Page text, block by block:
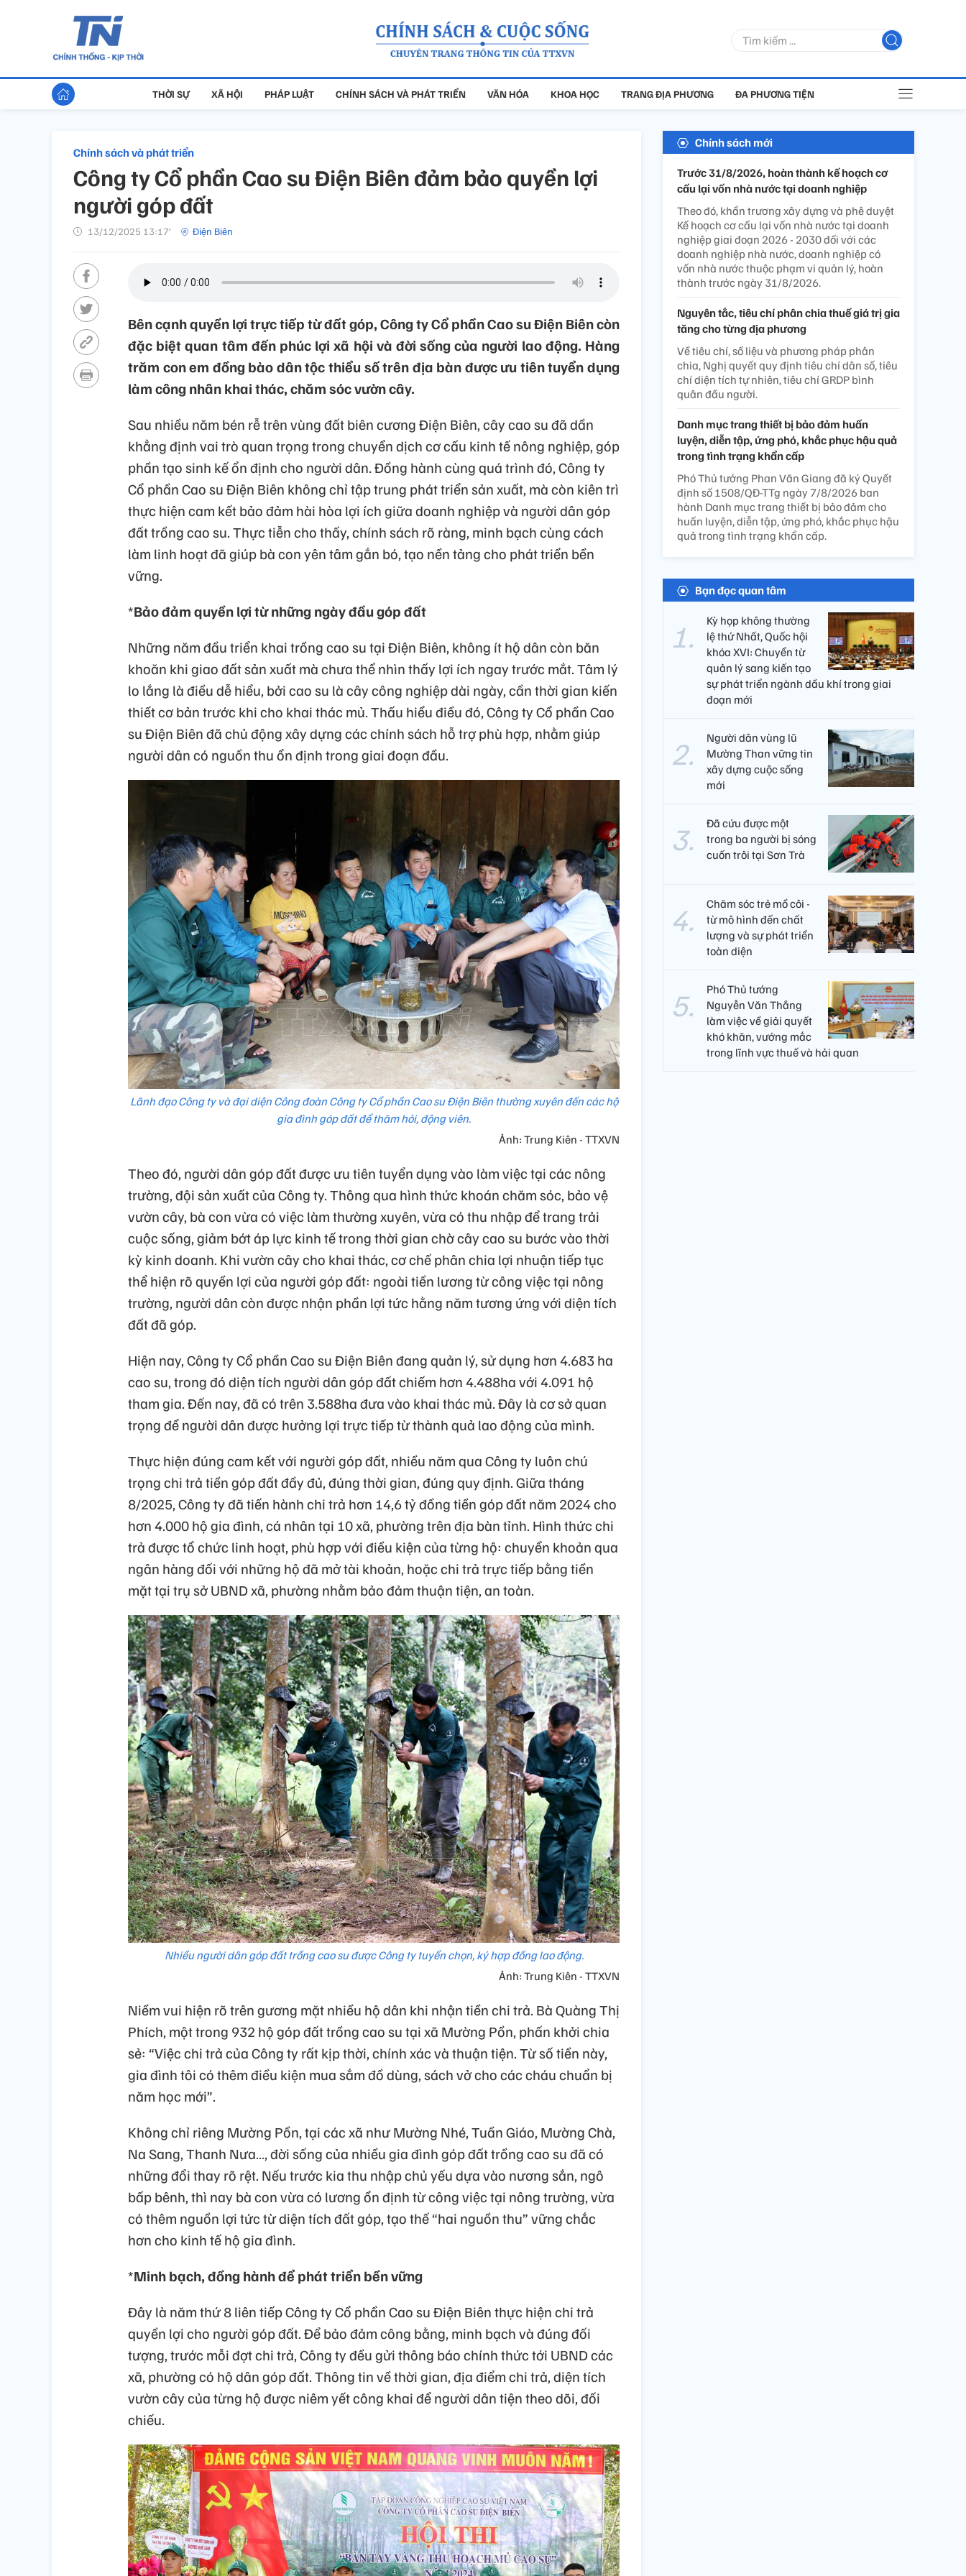
THỜI SỰ XÃ HỘI PHÁP LUẬT CHÍNH SÁCH VÀ PHÁT TRIỂN VĂN HÓA KHOA HỌC TRANG ĐỊA PHƯƠNG ĐA PHƯƠNG TIỆN
Chính sách và phát triển
Công ty Cổ phần Cao su Điện Biên đảm bảo quyền lợi
người góp đất
13/12/2025 13:17’ Điện Biên
Bên cạnh quyền lợi trực tiếp từ đất góp, Công ty Cổ phần Cao su Điện Biên còn
đặc biệt quan tâm đến phúc lợi xã hội và đời sống của người lao động. Hàng
trăm con em đồng bào dân tộc thiểu số trên địa bàn được ưu tiên tuyển dụng
làm công nhân khai thác, chăm sóc vườn cây.
Sau nhiều năm bén rễ trên vùng đất biên cương Điện Biên, cây cao su đã dần
khẳng định vai trò quan trọng trong chuyển dịch cơ cấu kinh tế nông nghiệp, góp
phần tạo sinh kế ổn định cho người dân. Đồng hành cùng quá trình đó, Công ty
Cổ phần Cao su Điện Biên không chỉ tập trung phát triển sản xuất, mà còn kiên trì
thực hiện cam kết bảo đảm hài hòa lợi ích giữa doanh nghiệp và người dân góp
đất trồng cao su. Thực tiễn cho thấy, chính sách rõ ràng, minh bạch cùng cách
làm linh hoạt đã giúp bà con yên tâm gắn bó, tạo nền tảng cho phát triển bền
vững.
*Bảo đảm quyền lợi từ những ngày đầu góp đất
Những năm đầu triển khai trồng cao su tại Điện Biên, không ít hộ dân còn băn
khoăn khi giao đất sản xuất mà chưa thể nhìn thấy lợi ích ngay trước mắt. Tâm lý
lo lắng là điều dễ hiểu, bởi cao su là cây công nghiệp dài ngày, cần thời gian kiến
thiết cơ bản trước khi cho khai thác mủ. Thấu hiểu điều đó, Công ty Cổ phần Cao
su Điện Biên đã chủ động xây dựng các chính sách hỗ trợ phù hợp, nhằm giúp
người dân có nguồn thu ổn định trong giai đoạn đầu.
Lãnh đạo Công ty và đại diện Công đoàn Công ty Cổ phần Cao su Điện Biên thường xuyên đến các hộ
gia đình góp đất để thăm hỏi, động viên.
Ảnh: Trung Kiên - TTXVN
Theo đó, người dân góp đất được ưu tiên tuyển dụng vào làm việc tại các nông
trường, đội sản xuất của Công ty. Thông qua hình thức khoán chăm sóc, bảo vệ
vườn cây, bà con vừa có việc làm thường xuyên, vừa có thu nhập để trang trải
cuộc sống, giảm bớt áp lực kinh tế trong thời gian chờ cây cao su bước vào thời
kỳ kinh doanh. Khi vườn cây cho khai thác, cơ chế phân chia lợi nhuận tiếp tục
thể hiện rõ quyền lợi của người góp đất: ngoài tiền lương từ công việc tại nông
trường, người dân còn được nhận phần lợi tức hằng năm tương ứng với diện tích
đất đã góp.
Hiện nay, Công ty Cổ phần Cao su Điện Biên đang quản lý, sử dụng hơn 4.683 ha
cao su, trong đó diện tích người dân góp đất chiếm hơn 4.488ha với 4.091 hộ
tham gia. Đến nay, đã có trên 3.588ha đưa vào khai thác mủ. Đây là cơ sở quan
trọng để người dân được hưởng lợi trực tiếp từ thành quả lao động của mình.
Thực hiện đúng cam kết với người góp đất, nhiều năm qua Công ty luôn chú
trọng chi trả tiền góp đất đầy đủ, đúng thời gian, đúng quy định. Giữa tháng
8/2025, Công ty đã tiến hành chi trả hơn 14,6 tỷ đồng tiền góp đất năm 2024 cho
hơn 4.000 hộ gia đình, cá nhân tại 10 xã, phường trên địa bàn tỉnh. Hình thức chi
trả được tổ chức linh hoạt, phù hợp với điều kiện của từng hộ: chuyển khoản qua
ngân hàng đối với những hộ đã mở tài khoản, hoặc chi trả trực tiếp bằng tiền
mặt tại trụ sở UBND xã, phường nhằm bảo đảm thuận tiện, an toàn.
Nhiều người dân góp đất trồng cao su được Công ty tuyển chọn, ký hợp đồng lao động.
Ảnh: Trung Kiên - TTXVN
Niềm vui hiện rõ trên gương mặt nhiều hộ dân khi nhận tiền chi trả. Bà Quàng Thị
Phích, một trong 932 hộ góp đất trồng cao su tại xã Mường Pồn, phấn khởi chia
sẻ: “Việc chi trả của Công ty rất kịp thời, chính xác và thuận tiện. Từ số tiền này,
gia đình tôi có thêm điều kiện mua sắm đồ dùng, sách vở cho các cháu chuẩn bị
năm học mới”.
Không chỉ riêng Mường Pồn, tại các xã như Mường Nhé, Tuần Giáo, Mường Chà,
Na Sang, Thanh Nưa…, đời sống của nhiều gia đình góp đất trồng cao su đã có
những đổi thay rõ rệt. Nếu trước kia thu nhập chủ yếu dựa vào nương sắn, ngô
bấp bênh, thì nay bà con vừa có lương ổn định từ công việc tại nông trường, vừa
có thêm nguồn lợi tức từ diện tích đất góp, tạo thế “hai nguồn thu” vững chắc
hơn cho kinh tế hộ gia đình.
*Minh bạch, đồng hành để phát triển bền vững
Đây là năm thứ 8 liên tiếp Công ty Cổ phần Cao su Điện Biên thực hiện chi trả
quyền lợi cho người góp đất. Để bảo đảm công bằng, minh bạch và đúng đối
tượng, trước mỗi đợt chi trả, Công ty đều gửi thông báo chính thức tới UBND các
xã, phường có hộ dân góp đất. Thông tin về thời gian, địa điểm chi trả, diện tích
vườn cây của từng hộ được niêm yết công khai để người dân tiện theo dõi, đối
chiếu.
Chính sách mới
Trước 31/8/2026, hoàn thành kế hoạch cơ
cấu lại vốn nhà nước tại doanh nghiệp
Theo đó, khẩn trương xây dựng và phê duyệt
Kế hoạch cơ cấu lại vốn nhà nước tại doanh
nghiệp giai đoạn 2026 - 2030 đối với các
doanh nghiệp nhà nước, doanh nghiệp có
vốn nhà nước thuộc phạm vi quản lý, hoàn
thành trước ngày 31/8/2026.
Nguyên tắc, tiêu chí phân chia thuế giá trị gia
tăng cho từng địa phương
Về tiêu chí, số liệu và phương pháp phân
chia, Nghị quyết quy định tiêu chí dân số, tiêu
chí diện tích tự nhiên, tiêu chí GRDP bình
quân đầu người.
Danh mục trang thiết bị bảo đảm huấn
luyện, diễn tập, ứng phó, khắc phục hậu quả
trong tình trạng khẩn cấp
Phó Thủ tướng Phan Văn Giang đã ký Quyết
định số 1508/QĐ-TTg ngày 7/8/2026 ban
hành Danh mục trang thiết bị bảo đảm cho
huấn luyện, diễn tập, ứng phó, khắc phục hậu
quả trong tình trạng khẩn cấp.
Bạn đọc quan tâm
Kỳ họp không thường
lệ thứ Nhất, Quốc hội
khóa XVI: Chuyển từ
quản lý sang kiến tạo
sự phát triển ngành dầu khí trong giai
đoạn mới
Người dân vùng lũ
Mường Than vững tin
xây dựng cuộc sống
mới
Đã cứu được một
trong ba người bị sóng
cuốn trôi tại Sơn Trà
Chăm sóc trẻ mồ côi -
từ mô hình đến chất
lượng và sự phát triển
toàn diện
Phó Thủ tướng
Nguyễn Văn Thắng
làm việc về giải quyết
khó khăn, vướng mắc
trong lĩnh vực thuế và hải quan